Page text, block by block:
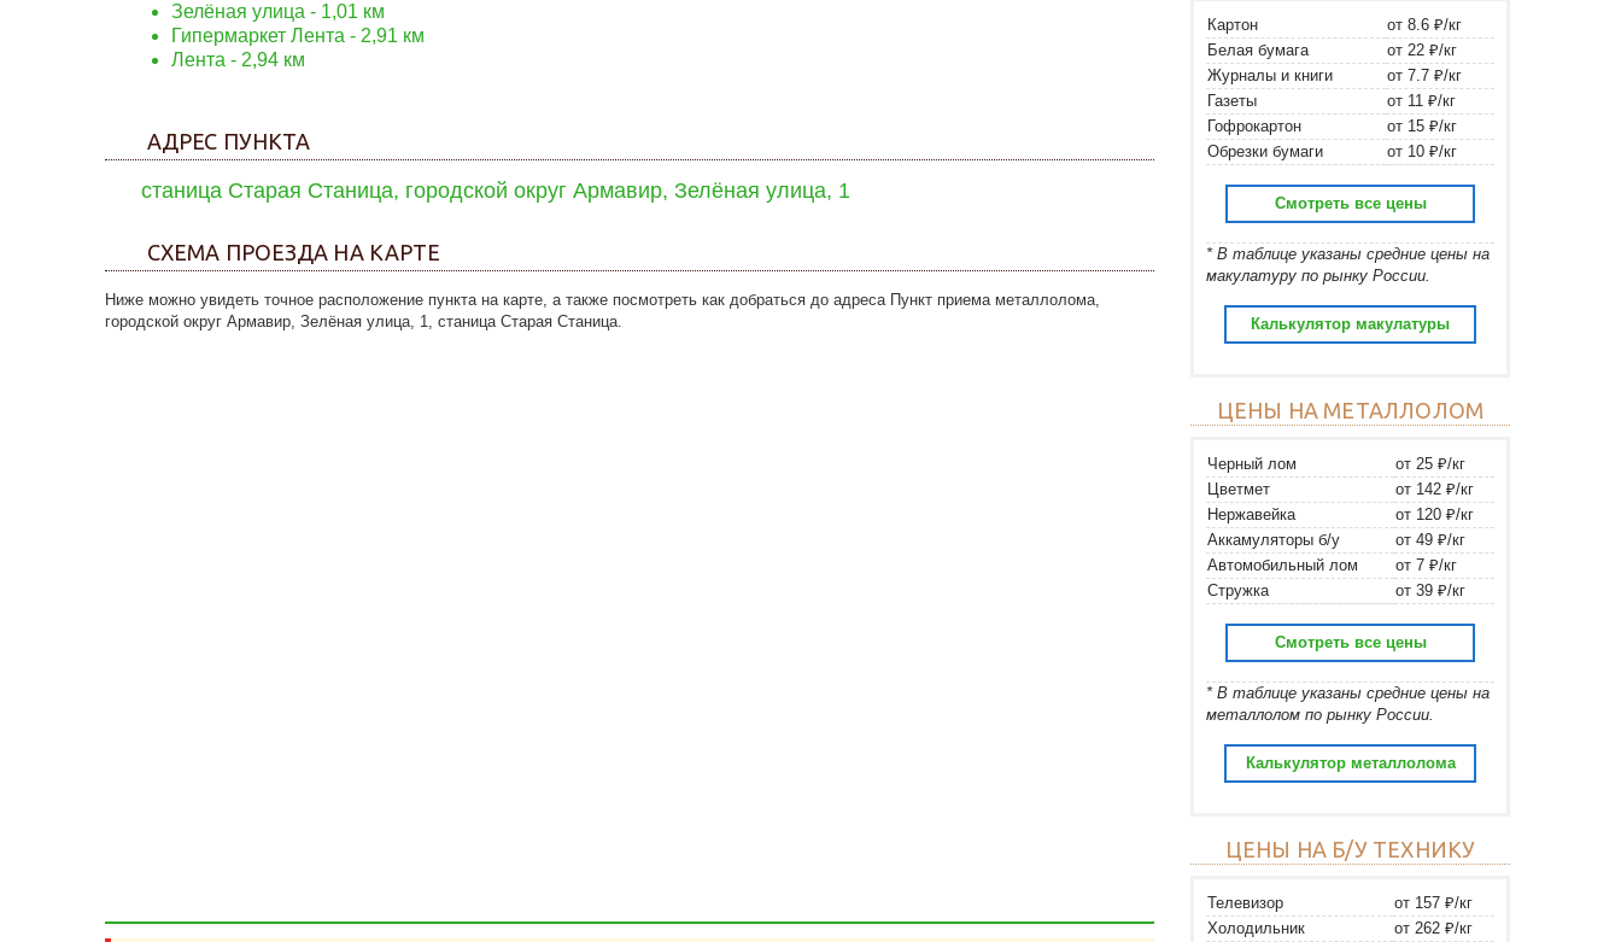
Зелёная улица - 1,01 км
Гипермаркет Лента - 2,91 км
Лента - 2,94 км
АДРЕС ПУНКТА
станица Старая Станица, городской округ Армавир, Зелёная улица, 1
СХЕМА ПРОЕЗДА НА КАРТЕ
Ниже можно увидеть точное расположение пункта на карте, а также посмотреть как добраться до адреса Пункт приема металлолома,
городской округ Армавир, Зелёная улица, 1, станица Старая Станица.
Картон
от 8.6 ₽/кг
Белая бумага
от 22 ₽/кг
Журналы и книги
от 7.7 ₽/кг
Газеты
от 11 ₽/кг
Гофрокартон
от 15 ₽/кг
Обрезки бумаги
от 10 ₽/кг
Смотреть все цены
* В таблице указаны средние цены на
макулатуру по рынку России.
Калькулятор макулатуры
ЦЕНЫ НА МЕТАЛЛОЛОМ
Черный лом
от 25 ₽/кг
Цветмет
от 142 ₽/кг
Нержавейка
от 120 ₽/кг
Аккамуляторы б/у
от 49 ₽/кг
Автомобильный лом
от 7 ₽/кг
Стружка
от 39 ₽/кг
Смотреть все цены
* В таблице указаны средние цены на
металлолом по рынку России.
Калькулятор металлолома
ЦЕНЫ НА Б/У ТЕХНИКУ
Телевизор
от 157 ₽/кг
Холодильник
от 262 ₽/кг